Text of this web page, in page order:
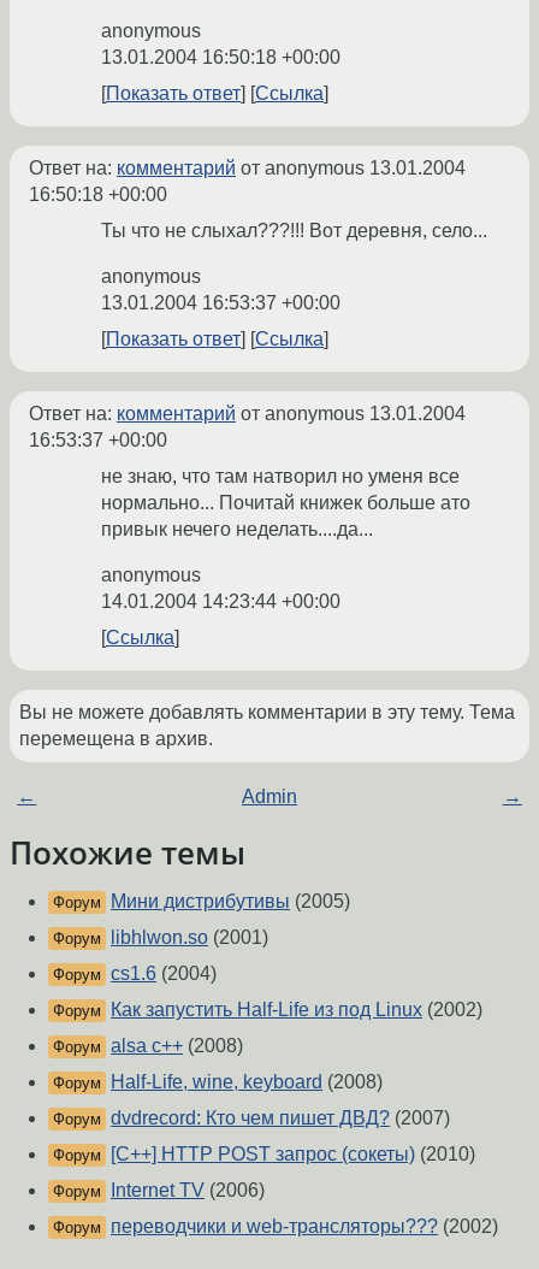
anonymous
13.01.2004 16:50:18 +00:00
Показать ответ
Ссылка
Ответ на: комментарий от anonymous 13.01.2004
16:50:18 +00:00
Ты что не слыхал???!!! Вот деревня, село...
anonymous
13.01.2004 16:53:37 +00:00
Показать ответ
Ссылка
Ответ на: комментарий от anonymous 13.01.2004
16:53:37 +00:00
не знаю, что там натворил но уменя все
нормально... Почитай книжек больше ато
привык нечего неделать....да...
anonymous
14.01.2004 14:23:44 +00:00
Ссылка
Вы не можете добавлять комментарии в эту тему. Тема
перемещена в архив.
← Admin →
Похожие темы
Форум Мини дистрибутивы (2005)
Форум libhlwon.so (2001)
Форум cs1.6 (2004)
Форум Как запустить Half-Life из под Linux (2002)
Форум alsa c++ (2008)
Форум Half-Life, wine, keyboard (2008)
Форум dvdrecord: Кто чем пишет ДВД? (2007)
Форум [C++] HTTP POST запрос (сокеты) (2010)
Форум Internet TV (2006)
Форум переводчики и web-трансляторы??? (2002)